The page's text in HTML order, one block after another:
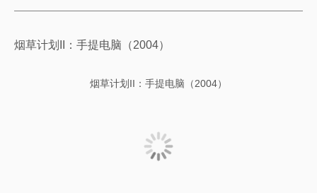
烟草计划II：手提电脑（2004）
烟草计划II：手提电脑（2004）